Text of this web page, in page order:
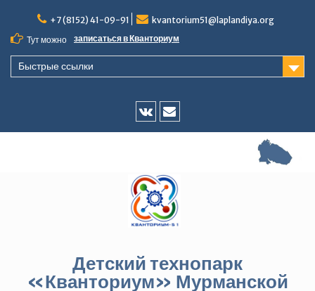
содержимому
+7 (8152) 41-09-91
kvantorium51@laplandiya.org
Тут можно
записаться в Кванториум
Быстрые ссылки
Vk
E-
Детский технопарк
«Кванториум» Мурманской